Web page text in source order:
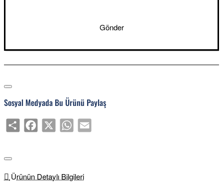
Gönder
Sosyal Medyada Bu Ürünü Paylaş
ShareFacebook
X WhatsAppEmail
Ürünün Detaylı Bilgileri